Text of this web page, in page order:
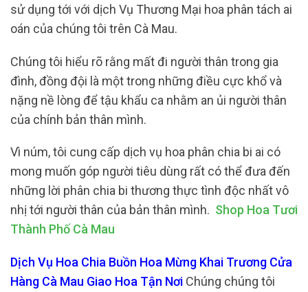
sử dụng tới với dịch Vụ Thương Mại hoa phân tách ai
oán của chúng tôi trên Cà Mau.
Chúng tôi hiểu rõ rằng mất đi người thân trong gia
đình, đồng đội là một trong những điều cực khổ và
nặng nề lòng để tậu khẩu ca nhằm an ủi người thân
của chính bản thân mình.
Vì núm, tôi cung cấp dịch vụ hoa phân chia bi ai có
mong muốn góp người tiêu dùng rất có thể đưa đến
những lời phân chia bi thương thực tình độc nhất vô
nhị tới người thân của bản thân mình. Shop Hoa Tươi
Thành Phố Cà Mau
Dịch Vụ Hoa Chia Buồn Hoa Mừng Khai Trương Cửa
Hàng Cà Mau Giao Hoa Tận Nơi Chúng chúng tôi